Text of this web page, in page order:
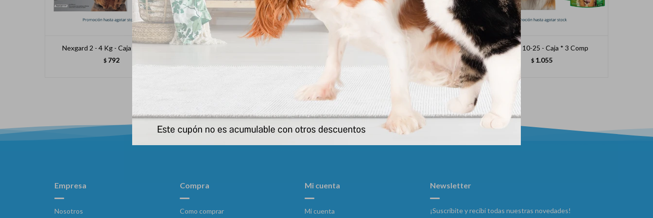
Nexgard 2 - 4 Kg - Caja * 3 Comp
$ 792
Cidar Perros 25.1 - 50 Kg Revolution Perro 5 A 10 Kg Nexgard 10-25 - Caja * 3 Comp
$ 1.055
Empresa
Nosotros
Compra
Como comprar
Mi cuenta
Mi cuenta
Newsletter
¡Suscribite y recibí todas nuestras novedades!